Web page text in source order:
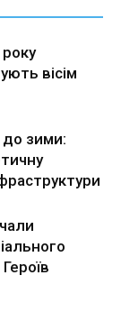
вісім
до зими: